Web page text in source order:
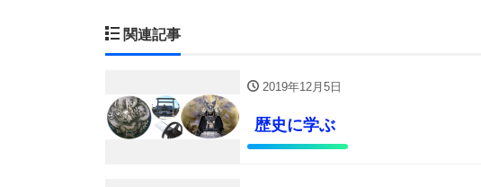
関連記事
2019年12月5日
歴史に学ぶ